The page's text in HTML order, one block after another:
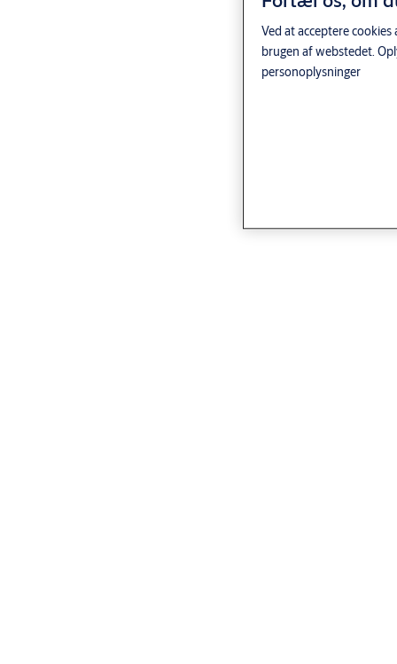
Ved at acceptere
brugen af webstedet.
personoplysninger